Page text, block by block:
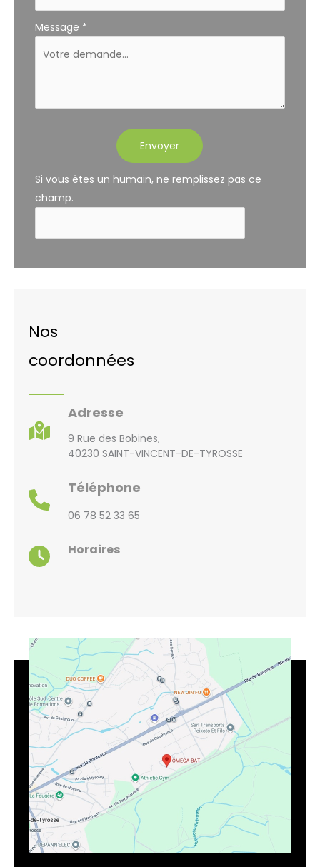
Message *
Envoyer
Si vous êtes un humain, ne remplissez pas ce
champ.
Nos
coordonnées
Adresse
9 Rue des Bobines,
40230 SAINT-VINCENT-DE-TYROSSE
Téléphone
06 78 52 33 65
Horaires